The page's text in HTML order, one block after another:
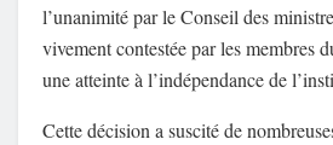
l’unanimité par le Conseil des
vivement contestée par les membres
une atteinte à l’indépendance de
Cette décision a suscité de